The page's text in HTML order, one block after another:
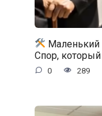
Маленький
Спор,
0 289